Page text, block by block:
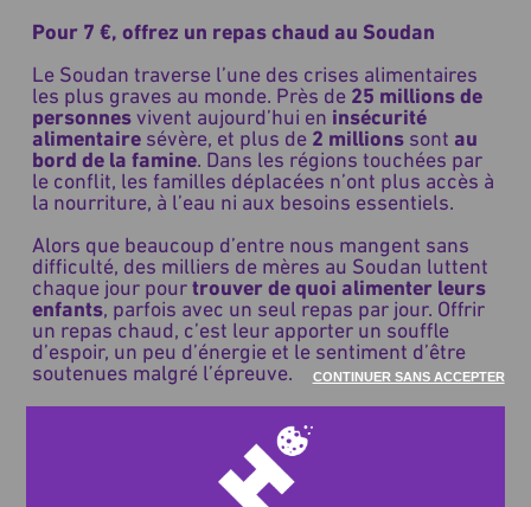
CONTINUER SANS ACCEPTER
Pour 7 €, offrez un repas chaud au Soudan
Le Soudan traverse l’une des crises alimentaires
les plus graves au monde. Près de 25 millions de
personnesvivent aujourd’hui en insécurité
alimentaire sévère, et plus de 2 millions sontau
bord de la famine. Dans les régions touchées par
le conflit, les familles déplacées n’ont plus accès à
la nourriture, à l’eau ni aux besoins essentiels.
Alors que beaucoup d’entre nous mangent sans
difficulté, des milliers de mères au Soudan luttent
chaque jour pourtrouver de quoi alimenter leurs
enfants, parfois avec un seul repas par jour. Offrir
un repas chaud, c’est leur apporter un souffle
d’espoir, un peu d’énergie et le sentiment d’être
soutenues malgré l’épreuve.
Les repas distribués sont pensés pour être équilibrés et
nourrissants : ils peuvent inclure duriz, de la viande, des
légumineuses, des légumes , ainsi que des préparations